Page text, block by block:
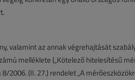
valamint az annak végrehajtását
melléklete („Kötelező hitelesítésű
2006. (II. 27.) rendelet „A